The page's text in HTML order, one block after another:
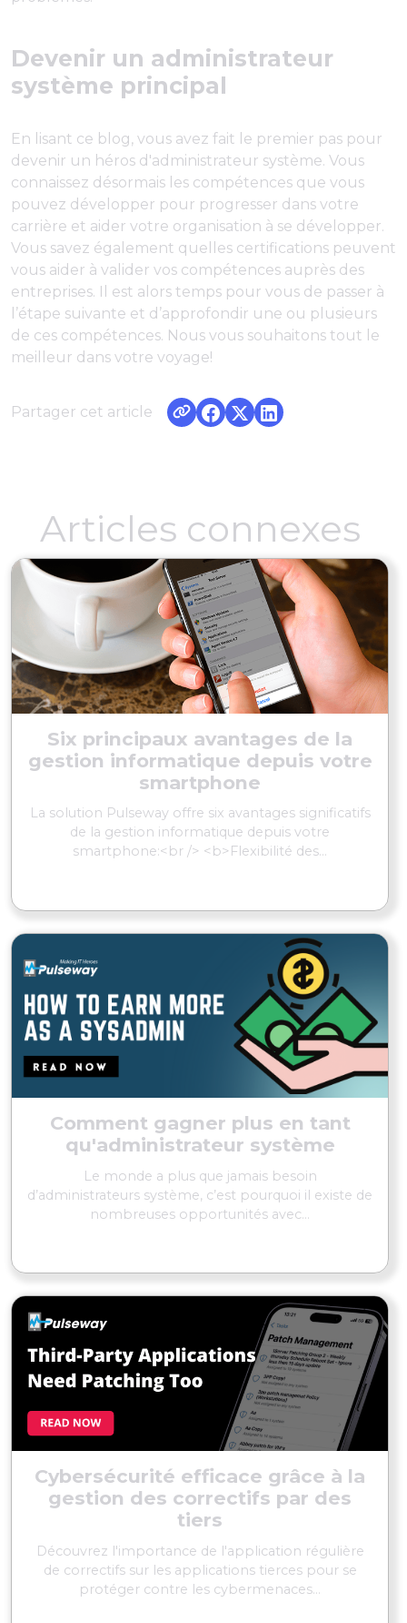
Devenir un administrateur
système principal
En lisant ce blog, vous avez fait le premier pas pour
devenir un héros d'administrateur système. Vous
connaissez désormais les compétences que vous
pouvez développer pour progresser dans votre
carrière et aider votre organisation à se développer.
Vous savez également quelles certifications peuvent
vous aider à valider vos compétences auprès des
entreprises. Il est alors temps pour vous de passer à
l’étape suivante et d’approfondir une ou plusieurs
de ces compétences. Nous vous souhaitons tout le
meilleur dans votre voyage!
Partager cet article
Articles connexes
Six principaux avantages de la
gestion informatique depuis votre
smartphone
La solution Pulseway offre six avantages significatifs
de la gestion informatique depuis votre
smartphone:<br /> <b>Flexibilité des...
Comment gagner plus en tant
qu'administrateur système
Le monde a plus que jamais besoin
d’administrateurs système, c’est pourquoi il existe de
nombreuses opportunités avec...
Cybersécurité efficace grâce à la
gestion des correctifs par des
tiers
Découvrez l'importance de l'application régulière
de correctifs sur les applications tierces pour se
protéger contre les cybermenaces...